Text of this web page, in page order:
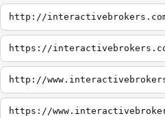
http://
https://
http://
https://